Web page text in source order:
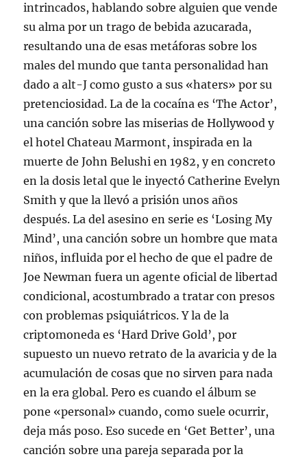
intrincados, hablando sobre alguien que vende
su alma por un trago de bebida azucarada,
resultando una de esas metáforas sobre los
males del mundo que tanta personalidad han
dado a alt-J como gusto a sus «haters» por su
pretenciosidad. La de la cocaína es ‘The Actor’,
una canción sobre las miserias de Hollywood y
el hotel Chateau Marmont, inspirada en la
muerte de John Belushi en 1982, y en concreto
en la dosis letal que le inyectó Catherine Evelyn
Smith y que la llevó a prisión unos años
después. La del asesino en serie es ‘Losing My
Mind’, una canción sobre un hombre que mata
niños, influida por el hecho de que el padre de
Joe Newman fuera un agente oficial de libertad
condicional, acostumbrado a tratar con presos
con problemas psiquiátricos. Y la de la
criptomoneda es ‘Hard Drive Gold’, por
supuesto un nuevo retrato de la avaricia y de la
acumulación de cosas que no sirven para nada
en la era global. Pero es cuando el álbum se
pone «personal» cuando, como suele ocurrir,
deja más poso. Eso sucede en ‘Get Better’, una
canción sobre una pareja separada por la